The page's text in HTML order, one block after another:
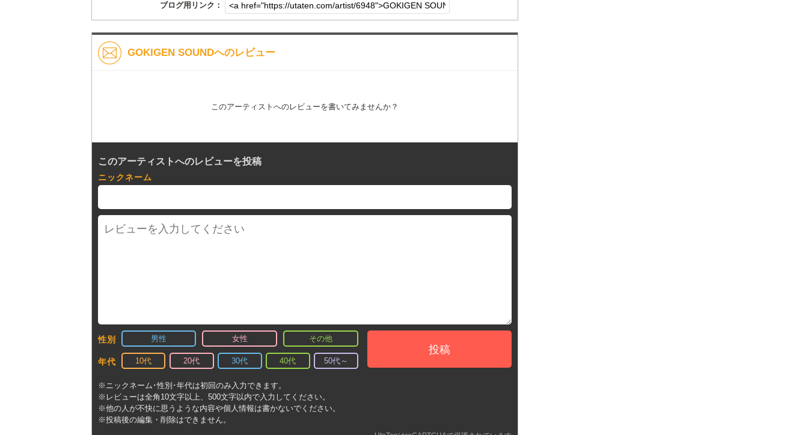
ブログ用リンク：
GOKIGEN SOUNDへのレビュー
このアーティストへのレビューを書いてみませんか？
このアーティストへのレビューを投稿
ニックネーム
性別 男性 女性 その他
年代 10代 20代 30代 40代 50代～
投稿
※ニックネーム･性別･年代は初回のみ入力できます。
※レビューは全角10文字以上、500文字以内で入力してください。
※他の人が不快に思うような内容や個人情報は書かないでください。
※投稿後の編集・削除はできません。